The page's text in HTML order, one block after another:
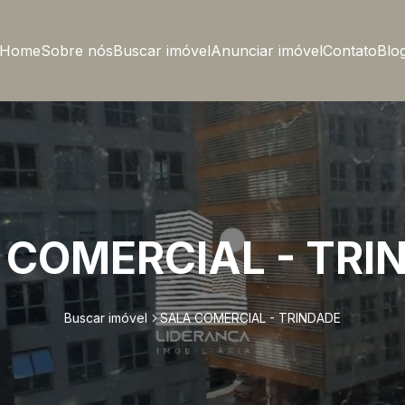
Sobre nósBuscar imóvelAnunciar imóvelContato
-
Buscar imóvel SALA COMERCIAL - TRINDADE